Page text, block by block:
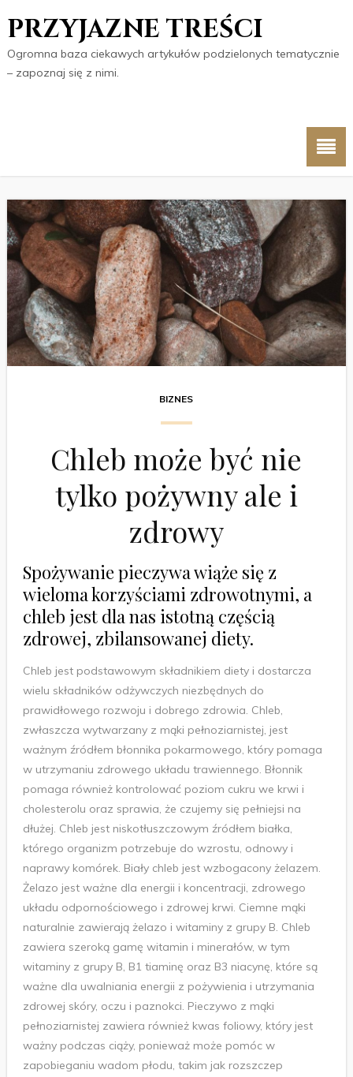
PRZYJAZNE TREŚCI
Ogromna baza ciekawych artykułów podzielonych tematycznie
– zapoznaj się z nimi.
BIZNES
Chleb może być nie
tylko pożywny ale i
zdrowy
Spożywanie pieczywa wiąże się z
wieloma korzyściami zdrowotnymi, a
chleb jest dla nas istotną częścią
zdrowej, zbilansowanej diety.
Chleb jest podstawowym składnikiem diety i dostarcza
wielu składników odżywczych niezbędnych do
prawidłowego rozwoju i dobrego zdrowia. Chleb,
zwłaszcza wytwarzany z mąki pełnoziarnistej, jest
ważnym źródłem błonnika pokarmowego, który pomaga
w utrzymaniu zdrowego układu trawiennego. Błonnik
pomaga również kontrolować poziom cukru we krwi i
cholesterolu oraz sprawia, że czujemy się pełniejsi na
dłużej. Chleb jest niskotłuszczowym źródłem białka,
którego organizm potrzebuje do wzrostu, odnowy i
naprawy komórek. Biały chleb jest wzbogacony żelazem.
Żelazo jest ważne dla energii i koncentracji, zdrowego
układu odpornościowego i zdrowej krwi. Ciemne mąki
naturalnie zawierają żelazo i witaminy z grupy B. Chleb
zawiera szeroką gamę witamin i minerałów, w tym
witaminy z grupy B, B1 tiaminę oraz B3 niacynę, które są
ważne dla uwalniania energii z pożywienia i utrzymania
zdrowej skóry, oczu i paznokci. Pieczywo z mąki
pełnoziarnistej zawiera również kwas foliowy, który jest
ważny podczas ciąży, ponieważ może pomóc w
zapobieganiu wadom płodu, takim jak rozszczep